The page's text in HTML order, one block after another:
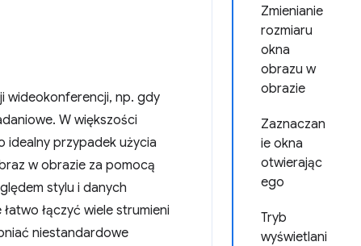
Zmienianie
rozmiaru
okna
obrazu w
obrazie
Zaznaczan
ie okna
otwierając
ego
Tryb
wyświetlani
wideokonferencji, np. gdy
W większości
idealny przypadek użycia
w obrazie za pomocą
stylu i danych
łączyć wiele strumieni
niestandardowe